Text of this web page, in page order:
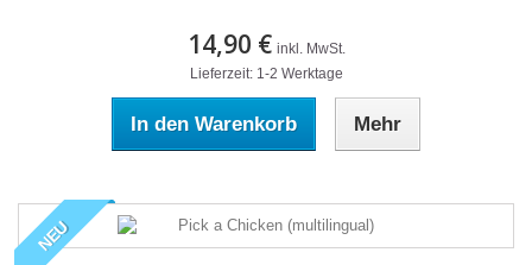
14,90 € inkl. MwSt.
Lieferzeit: 1-2 Werktage
In den Warenkorb Mehr
NEU